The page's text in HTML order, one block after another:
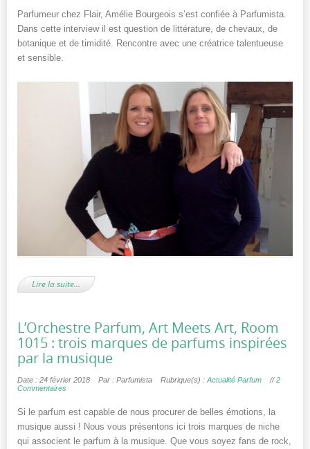
Parfumeur chez Flair, Amélie Bourgeois s’est confiée à Parfumista.
Dans cette interview il est question de littérature, de chevaux, de
botanique et de timidité. Rencontre avec une créatrice talentueuse
et sensible.
Lire la suite…
L’Orchestre Parfum, Art Meets Art, Room
1015 : trois marques de parfums inspirées
par la musique
Date : 24 février 2018 Par : Parfumista Rubrique(s) : Actualité Parfum //2
Commentaires
Si le parfum est capable de nous procurer de belles émotions, la
musique aussi ! Nous vous présentons ici trois marques de niche
qui associent le parfum à la musique. Que vous soyez fans de rock,